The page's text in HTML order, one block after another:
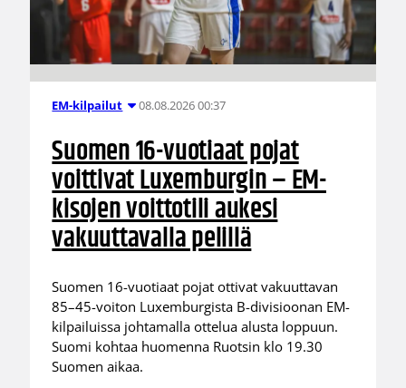
EM-kilpailut 08.08.2026 00:37
Suomen 16-vuotiaat pojat
voittivat Luxemburgin – EM-
kisojen voittotili aukesi
vakuuttavalla pelillä
Suomen 16-vuotiaat pojat ottivat vakuuttavan
85–45-voiton Luxemburgista B-divisioonan EM-
kilpailuissa johtamalla ottelua alusta loppuun.
Suomi kohtaa huomenna Ruotsin klo 19.30
Suomen aikaa.